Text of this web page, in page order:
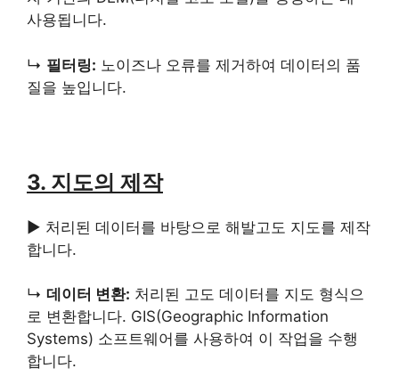
사용됩니다.
↳ 필터링: 노이즈나 오류를 제거하여 데이터의 품
질을 높입니다.
3. 지도의 제작
▶ 처리된 데이터를 바탕으로 해발고도 지도를 제작
합니다.
↳ 데이터 변환: 처리된 고도 데이터를 지도 형식으
로 변환합니다. GIS(Geographic Information
Systems) 소프트웨어를 사용하여 이 작업을 수행
합니다.